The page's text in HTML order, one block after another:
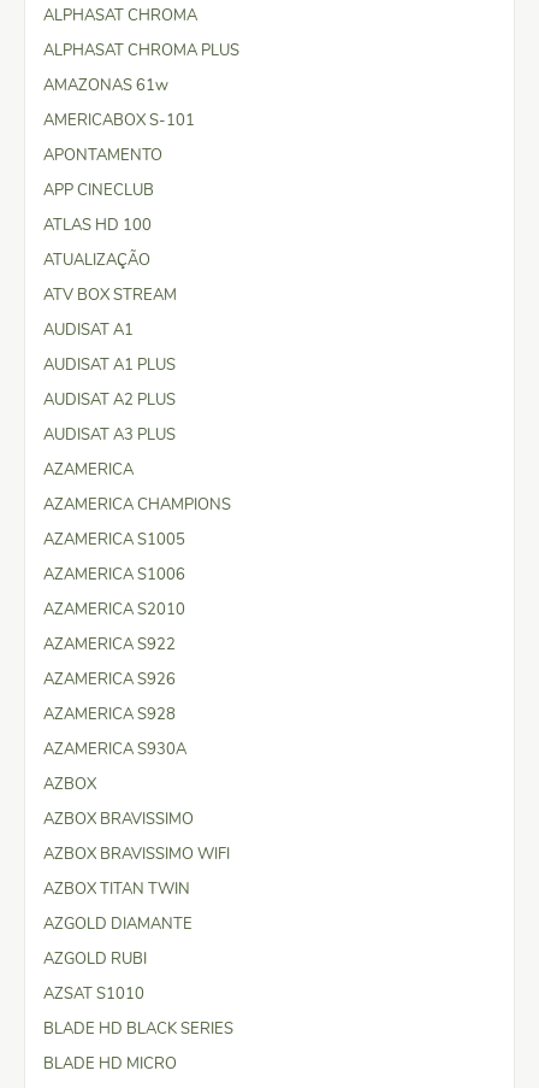
ALPHASAT CHROMA
ALPHASAT CHROMA PLUS
AMAZONAS 61w
AMERICABOX S-101
APONTAMENTO
APP CINECLUB
ATLAS HD 100
ATUALIZAÇÃO
ATV BOX STREAM
AUDISAT A1
AUDISAT A1 PLUS
AUDISAT A2 PLUS
AUDISAT A3 PLUS
AZAMERICA
AZAMERICA CHAMPIONS
AZAMERICA S1005
AZAMERICA S1006
AZAMERICA S2010
AZAMERICA S922
AZAMERICA S926
AZAMERICA S928
AZAMERICA S930A
AZBOX
AZBOX BRAVISSIMO
AZBOX BRAVISSIMO WIFI
AZBOX TITAN TWIN
AZGOLD DIAMANTE
AZGOLD RUBI
AZSAT S1010
BLADE HD BLACK SERIES
BLADE HD MICRO